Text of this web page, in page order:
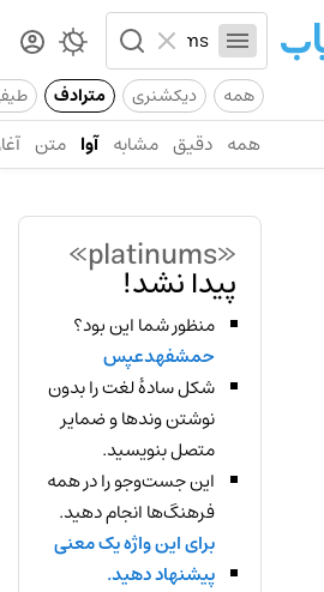
همه دیکشنری مترادف
همه دقیق مشابه آوا متن
«platinums»
پیدا نشد!
منظور شما این بود؟
حمشفهدعپس
شکل سادهٔ لغت را بدون
نوشتن وندها و ضمایر
متصل بنویسید.
این جست‌وجو را در همه
فرهنگ‌ها انجام دهید.
برای این واژه یک معنی
پیشنهاد دهید.